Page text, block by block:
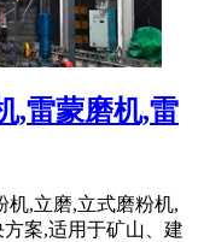
,雷蒙磨机,雷
机,立磨,立式磨粉机,
案,适用于矿山、建